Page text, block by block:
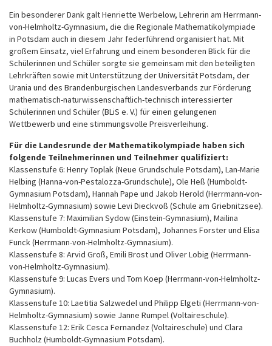
Ein besonderer Dank galt Henriette Werbelow, Lehrerin am Herrmann-
von-Helmholtz-Gymnasium, die die Regionale Mathematikolympiade
in Potsdam auch in diesem Jahr federführend organisiert hat. Mit
großem Einsatz, viel Erfahrung und einem besonderen Blick für die
Schülerinnen und Schüler sorgte sie gemeinsam mit den beteiligten
Lehrkräften sowie mit Unterstützung der Universität Potsdam, der
Urania und des Brandenburgischen Landesverbands zur Förderung
mathematisch-naturwissenschaftlich-technisch interessierter
Schülerinnen und Schüler (BLiS e. V.) für einen gelungenen
Wettbewerb und eine stimmungsvolle Preisverleihung.
Für die Landesrunde der Mathematikolympiade haben sich
folgende Teilnehmerinnen und Teilnehmer qualifiziert:
Klassenstufe 6: Henry Toplak (Neue Grundschule Potsdam), Lan-Marie
Helbing (Hanna-von-Pestalozza-Grundschule), Ole Heß (Humboldt-
Gymnasium Potsdam), Hannah Pape und Jakob Herold (Herrmann-von-
Helmholtz-Gymnasium) sowie Levi Dieckvoß (Schule am Griebnitzsee).
Klassenstufe 7: Maximilian Sydow (Einstein-Gymnasium), Mailina
Kerkow (Humboldt-Gymnasium Potsdam), Johannes Forster und Elisa
Funck (Herrmann-von-Helmholtz-Gymnasium).
Klassenstufe 8: Arvid Groß, Emili Brost und Oliver Lobig (Herrmann-
von-Helmholtz-Gymnasium).
Klassenstufe 9: Lucas Evers und Tom Koep (Herrmann-von-Helmholtz-
Gymnasium).
Klassenstufe 10: Laetitia Salzwedel und Philipp Elgeti (Herrmann-von-
Helmholtz-Gymnasium) sowie Janne Rumpel (Voltaireschule).
Klassenstufe 12: Erik Cesca Fernandez (Voltaireschule) und Clara
Buchholz (Humboldt-Gymnasium Potsdam).